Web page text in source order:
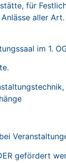
für
aller
im 1.
gefördert